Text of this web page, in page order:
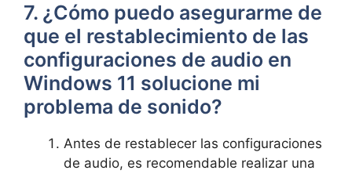
7. ¿Cómo puedo asegurarme de
que el restablecimiento de las
configuraciones de audio en
Windows 11 solucione mi
problema de sonido?
Antes de restablecer las configuraciones
de audio, es recomendable realizar una